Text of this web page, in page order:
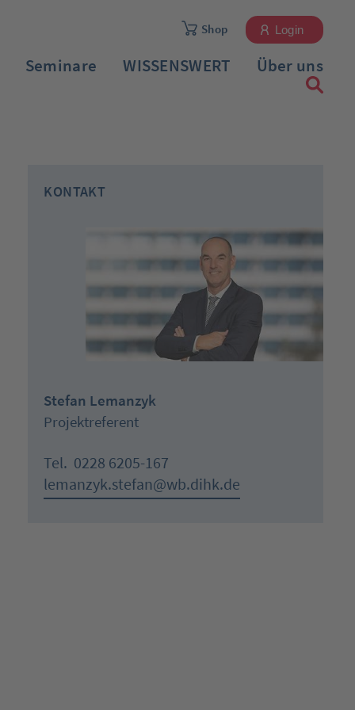
Login
Shop
Seminare WISSENSWERT Über uns
Registrieren
KONTAKT
Stefan Lemanzyk
Projektreferent
Tel. 0228 6205-167
lemanzyk.stefan@wb.dihk.de